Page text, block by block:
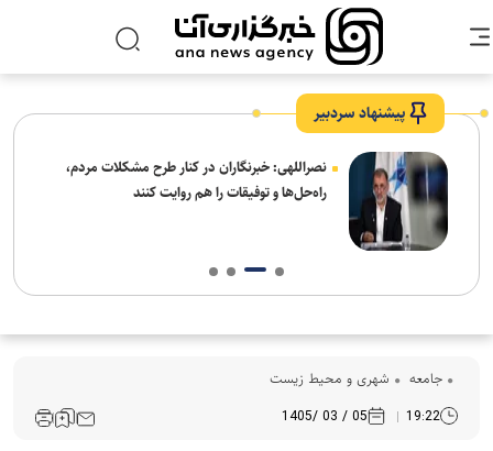
پیشنهاد سردبیر
نصراللهی: خبرنگاران در کنار طرح مشکلات مردم،
راه‌حل‌ها و توفیقات را هم روایت کنند
جامعه شهری و محیط زیست
19:22
05 / 03 /1405